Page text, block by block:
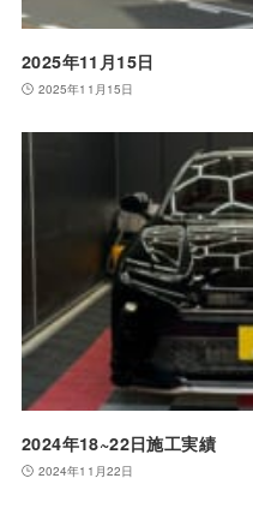
2025年11月15日
2025年11月15日
2024年18~22日施工実績
2024年11月22日